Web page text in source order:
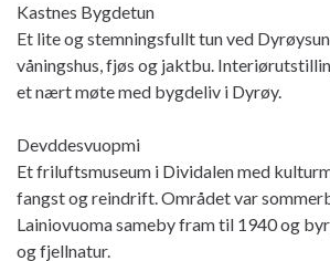
Kastnes Bygdetun
Et lite og stemningsfullt tun ved
våningshus, fjøs og jaktbu.
et nært møte med bygdeliv i Dyrøy.
Devddesvuopmi
Et friluftsmuseum i Dividalen med
fangst og reindrift. Området var
Lainiovuoma sameby fram til 1940 og
og fjellnatur.